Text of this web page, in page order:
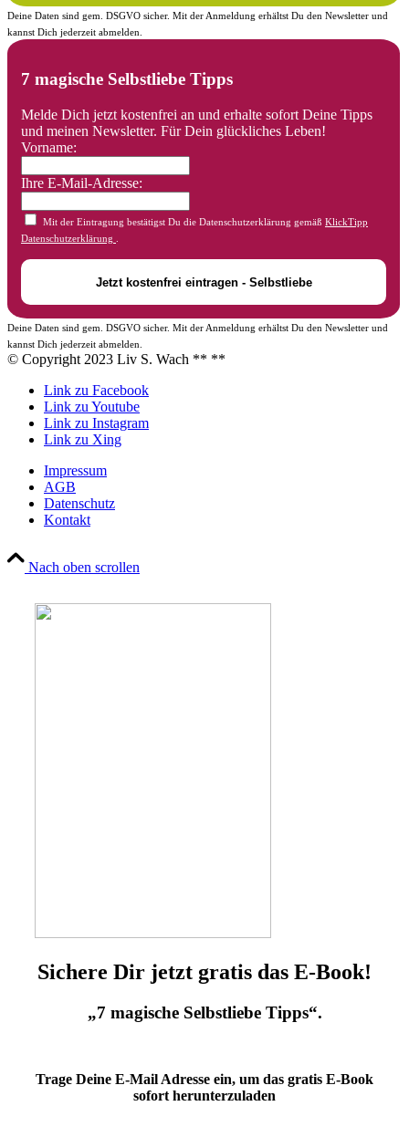
Deine Daten sind gem. DSGVO sicher. Mit der Anmeldung erhältst Du den Newsletter und
kannst Dich jederzeit abmelden.
7 magische Selbstliebe Tipps
Melde Dich jetzt kostenfrei an und erhalte sofort Deine Tipps
und meinen Newsletter. Für Dein glückliches Leben!
Vorname:
Ihre E-Mail-Adresse:
Mit der Eintragung bestätigst Du die Datenschutzerklärung gemäß KlickTipp
Datenschutzerklärung
Deine Daten sind gem. DSGVO sicher. Mit der Anmeldung erhältst Du den Newsletter und
kannst Dich jederzeit abmelden.
© Copyright 2023 Liv S. Wach ** **
Link zu Facebook
Link zu Youtube
Link zu Instagram
Link zu Xing
Impressum
AGB
Datenschutz
Kontakt
Nach oben scrollen
Sichere Dir jetzt gratis das E-Book!
„7 magische Selbstliebe Tipps“.
Trage Deine E-Mail Adresse ein, um das gratis E-Book
sofort herunterzuladen